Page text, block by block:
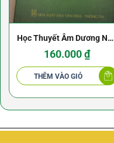
Học Thuyết Âm Dương Ngũ
Hành – Lê Văn Sửu
160.000₫
THÊM VÀO GIỎ